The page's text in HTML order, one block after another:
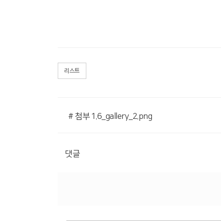
리스트
# 첨부 1.6_gallery_2.png
댓글